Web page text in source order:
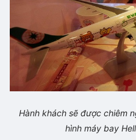
Hành khách sẽ được chiêm
hình máy bay